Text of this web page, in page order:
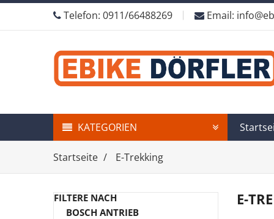
Telefon: 0911/66488269 Email:
KATEGORIEN
Startseite E-Trekking
FILTERE NACH
BOSCH ANTRIEB
E-